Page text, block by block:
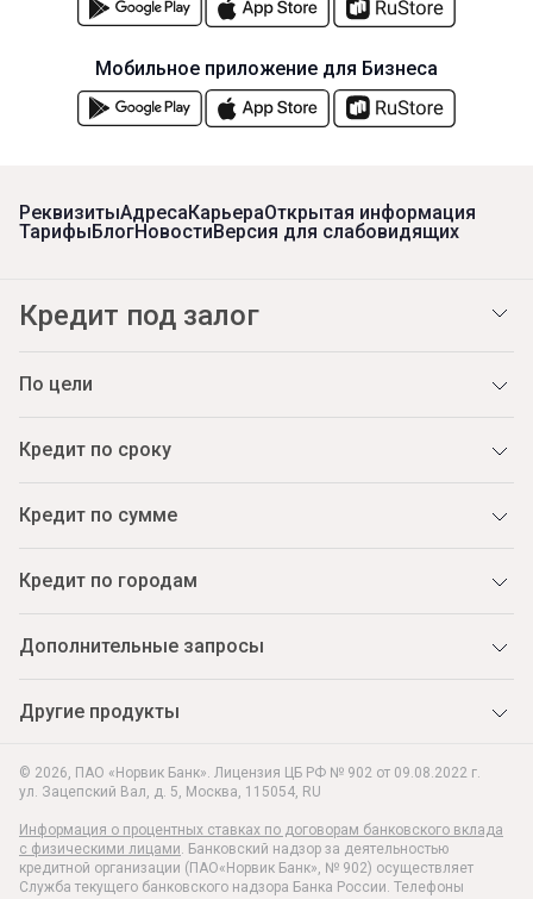
© 2026, ПАО «Норвик Банк». Лицензия ЦБ РФ № 902 от 09.08.2022 г.
ул. Зацепский Вал, д. 5, Москва, 115054, RU
Информация о процентных ставках по договорам банковского вклада
с физическими лицами. Банковский надзор за деятельностью
кредитной организации (ПАО«Норвик Банк», № 902) осуществляет
Служба текущего банковского надзора Банка России. Телефоны
РеквизитыАдресаКарьераОткрытая информация
ТарифыБлогНовостиВерсия для слабовидящих
Кредит под залог
По цели
Кредит по сроку
Кредит по сумме
Кредит по городам
Дополнительные запросы
Другие продукты
Мобильное приложение для Бизнеса